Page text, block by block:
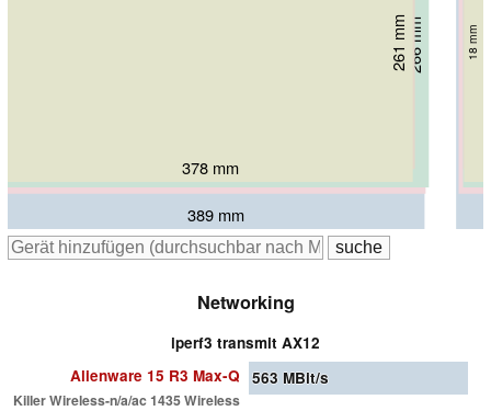
389 mm
305 mm 25.4 mm
390 mm
272 mm 23 mm
393 mm
266 mm 18.9 mm
249 mm 18.6 mm
378 mm
261 mm 18 mm
Networking
iperf3 transmit AX12
Alienware 15 R3 Max-Q
Killer Wireless-n/a/ac 1435 Wireless
563 MBit/s